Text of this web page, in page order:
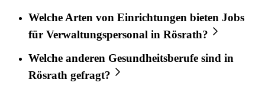
Welche Arten von Einrichtungen bieten Jobs
für Verwaltungspersonal in Rösrath?
Welche anderen Gesundheitsberufe sind in
Rösrath gefragt?